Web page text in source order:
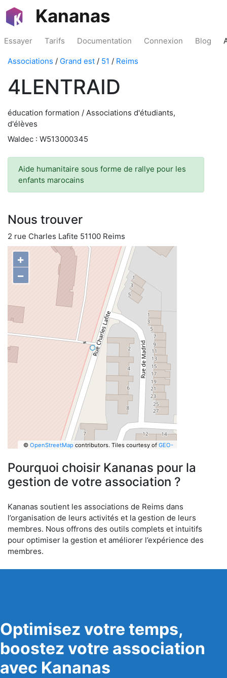
Kananas
Essayer Tarifs Documentation Connexion Blog
Associations / Grand est / 51 / Reims
4LENTRAID
éducation formation / Associations d'étudiants,
d'élèves
Waldec : W513000345
Aide humanitaire sous forme de rallye pour les
enfants marocains
Nous trouver
2 rue Charles Lafite 51100 Reims
+
−
© OpenStreetMapcontributors. Tiles courtesy of GEO-
Pourquoi choisir Kananas pour la
gestion de votre association ?
Kananas soutient les associations de Reims dans
l’organisation de leurs activités et la gestion de leurs
membres. Nous offrons des outils complets et intuitifs
pour optimiser la gestion et améliorer l’expérience des
membres.
Optimisez votre temps,
boostez votre association
avec Kananas